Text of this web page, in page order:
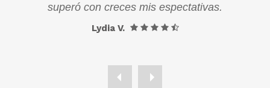
superó con creces mis espectativas.
Lydia V.